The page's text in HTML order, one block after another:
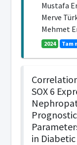
Mustafa
Merve
Mehmet
2024 Tam
SOX 6
in